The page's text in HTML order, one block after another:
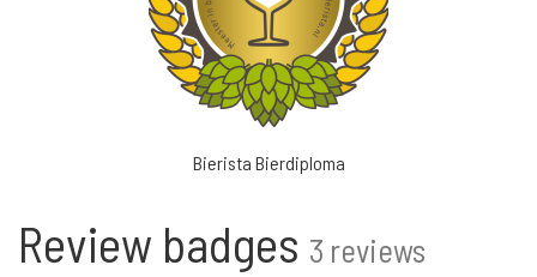
Bierista Bierdiploma
Review badges 3 reviews